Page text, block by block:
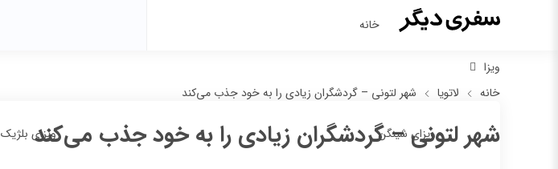
خانه
ویزا
ویزای شینگن ویزای بلژیک
خانه لاتویا شهر لتونی – گردشگران زیادی را به خود جذب می‌کند
شهر لتونی – گردشگران زیادی را به خود جذب می‌کند